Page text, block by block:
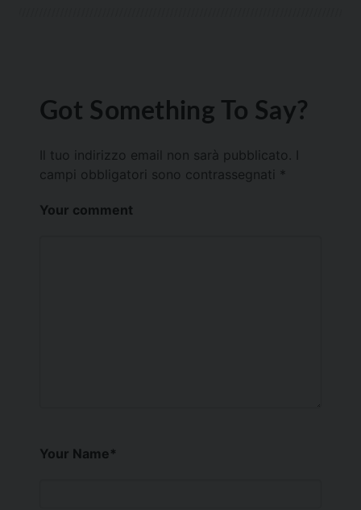
Got Something To Say?
Il tuo indirizzo email non sarà pubblicato.
campi obbligatori sono contrassegnati *
Your comment
Your Name*